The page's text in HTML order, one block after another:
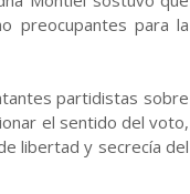
preocupantes para la
partidistas sobre
el sentido del voto,
libertad y secrecía del